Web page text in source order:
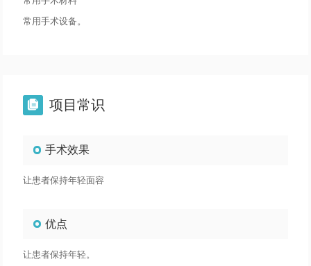
常用手术设备。
 项目常识
手术效果
让患者保持年轻面容
优点
让患者保持年轻。